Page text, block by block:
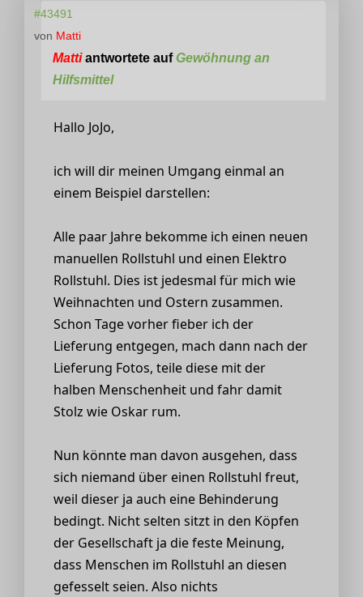
#43491
von Matti
Mattiantwortete aufGewöhnung an
Hilfsmittel
Hallo JoJo,
ich will dir meinen Umgang einmal an
einem Beispiel darstellen:
Alle paar Jahre bekomme ich einen neuen
manuellen Rollstuhl und einen Elektro
Rollstuhl. Dies ist jedesmal für mich wie
Weihnachten und Ostern zusammen.
Schon Tage vorher fieber ich der
Lieferung entgegen, mach dann nach der
Lieferung Fotos, teile diese mit der
halben Menschenheit und fahr damit
Stolz wie Oskar rum.
Nun könnte man davon ausgehen, dass
sich niemand über einen Rollstuhl freut,
weil dieser ja auch eine Behinderung
bedingt. Nicht selten sitzt in den Köpfen
der Gesellschaft ja die feste Meinung,
dass Menschen im Rollstuhl an diesen
gefesselt seien. Also nichts